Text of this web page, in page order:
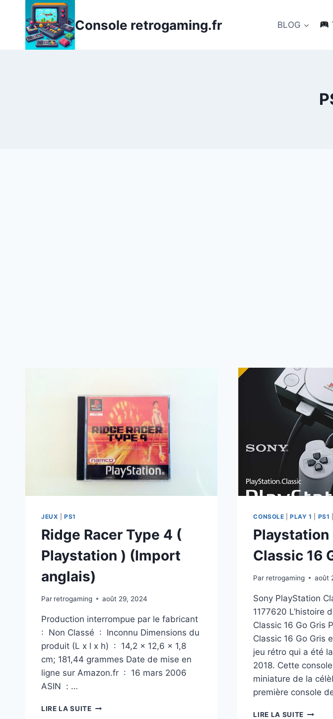
contenu
Console retrogaming.fr BLOG
JEUX |PS1
Ridge Racer Type 4 (
Playstation ) (Import
anglais)
Par retrogaming août 29, 2024
Production interrompue par le fabricant ‏
: ‎ Non Classé ‏ : ‎ Inconnu Dimensions du
produit (L x l x h) ‏ : ‎ 14,2 x 12,6 x 1,8
cm; 181,44 grammes Date de mise en
ligne sur Amazon.fr ‏ : ‎ 16 mars 2006
ASIN ‏ : ‎…
LIRE LA SUITERIDGE
CONSOLE |PLAY 1 PS1
Playstation
Classic 16
Par retrogaming août
Sony PlayStation
1177620 L’histoire
Classic 16 Go Gris
Classic 16 Go Gris
jeu rétro qui a été
2018. Cette
miniature de la
première console
LIRE LA SUITE